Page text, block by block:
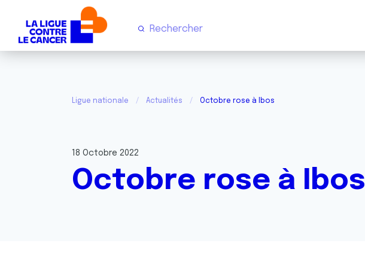
Ligue nationale Actualités Octobre rose à Ibos
18 Octobre 2022
Octobre rose à Ibos